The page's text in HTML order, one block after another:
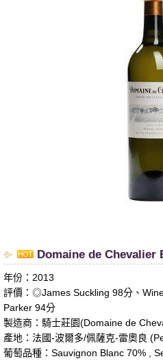
​​​Domaine de Chevalier
年份：2013
評價：◎James Suckling 98分、
Parker 94分
製造商：騎士莊園(Domaine de
產地：法國-波爾多/佩薩克-雷奧良
葡萄品種：Sauvignon Blanc 70% ,